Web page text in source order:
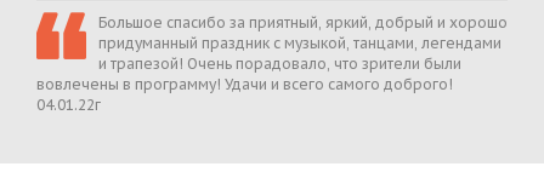
Большое спасибо за приятный, яркий, добрый и хорошо
придуманный праздник с музыкой, танцами, легендами
и трапезой! Очень порадовало, что зрители были
вовлечены в программу! Удачи и всего самого доброго!
04.01.22г